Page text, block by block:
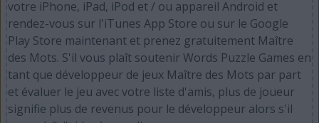
votre iPhone, iPad, iPod et / ou appareil Android et
rendez-vous sur l'iTunes App Store ou sur le Google
Play Store maintenant et prenez gratuitement Maître
des Mots. S'il vous plaît soutenir Words Puzzle Games en
tant que développeur de jeux Maître des Mots par part
et évaluer le jeu avec votre liste d'amis, plus de joueur
signifie plus de revenus pour le développeur alors s'il